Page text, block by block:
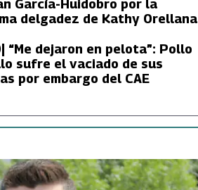
García-Huidobro por la
delgadez de Kathy Orellana
“Me dejaron en pelota”: Pollo
sufre el vaciado de sus
por embargo del CAE